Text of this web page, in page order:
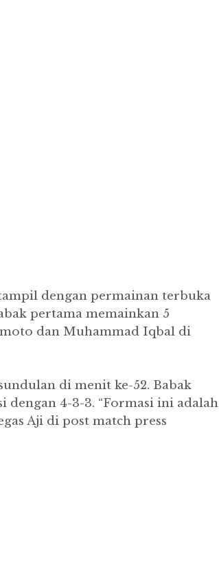
dengan permainan terbuka
pertama memainkan 5
dan Muhammad Iqbal di
di menit ke-52. Babak
4-3-3. “Formasi ini adalah
Aji di post match press